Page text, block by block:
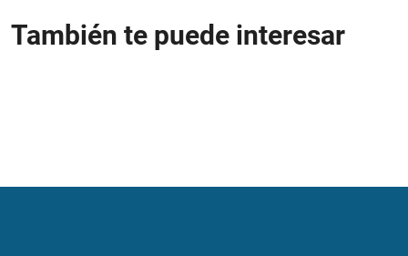
También te puede interesar